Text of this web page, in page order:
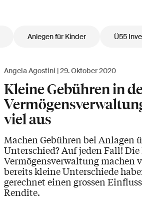
Anlegen für Kinder Ü55
Angela Agostini 29. Oktober 2020
Kleine Gebühren in
viel aus
Machen Gebühren bei Anlagen
Unterschied? Auf jeden Fall! Die
Vermögensverwaltung machen
bereits kleine Unterschiede
gerechnet einen grossen
Rendite.